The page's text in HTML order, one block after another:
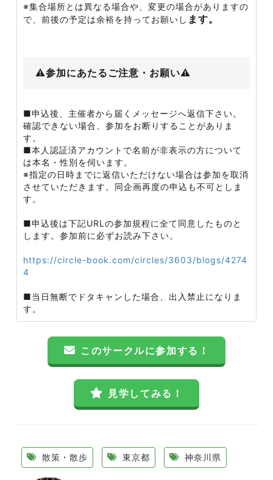
※集合場所とは異なる場合や、変更の場合がありますの
で、前後の予定は余裕を持ってお願いし ます。
⚠️参加にあたるご注意・お願い⚠️
■申込後、主催者から届くメッセージへ返信下さい。
確認できない場合、参加をお断りすることがありま
す。
■本人認証済アカウントで名前が非表示の方について
は本名・性別を伺います。
※指定の日時までに返信いただけない場合は参加を取消
させていただきます。同企画再度の申込も不可としま
す。
■申込後は下記URLの参加規程に全て同意したものと
します。参加前に必ずお読み下さい。
https://circle-book.com/circles/3603/blogs/4274
4
■当日無断でドタキャンした場合、出入禁止になりま
す。
このサークルに参加する！
見学してみる！
散策・散歩 東京都 神奈川県